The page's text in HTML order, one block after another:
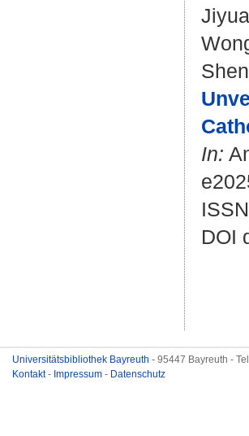
In:
DOI
Universitätsbibliothek Bayreuth - 95447 Bayreuth -
Kontakt- Impressum - Datenschutz